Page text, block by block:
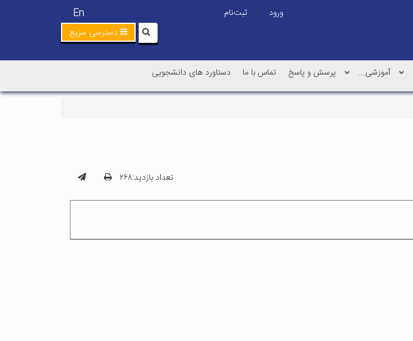
En ورود |
ثبت‌نام
دسترسی سریع
آموزشی... پرسش و پاسخ تماس با ما دستاورد های دانشجویی
تعداد بازدید:۲۶۸